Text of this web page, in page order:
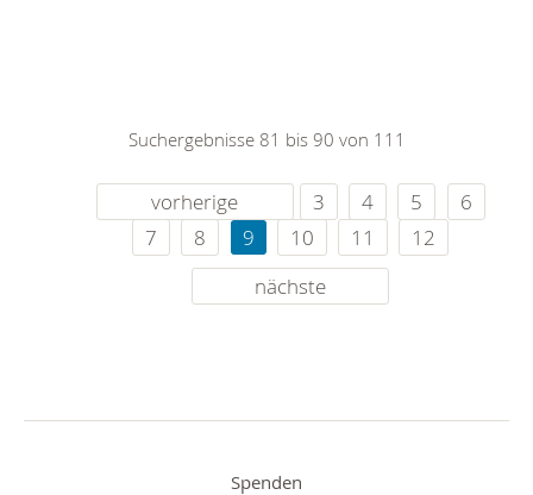
Suchergebnisse 81 bis 90 von 111
vorherige 3 4 5
6
7
8 9 10 11
12
nächste
Spenden